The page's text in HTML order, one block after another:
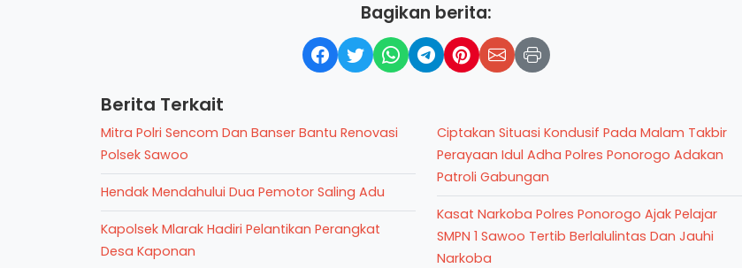
Bagikan berita:
Berita Terkait
Mitra Polri Sencom Dan Banser Bantu Renovasi
Polsek Sawoo
Hendak Mendahului Dua Pemotor Saling Adu
Kapolsek Mlarak Hadiri Pelantikan Perangkat
Desa Kaponan
Ciptakan Situasi Kondusif Pada Malam Takbir
Perayaan Idul Adha Polres Ponorogo Adakan
Patroli Gabungan
Kasat Narkoba Polres Ponorogo Ajak Pelajar
SMPN 1 Sawoo Tertib Berlalulintas Dan Jauhi
Narkoba